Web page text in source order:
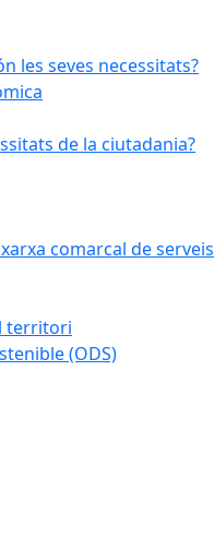
les seves necessitats?
de la ciutadania?
comarcal de serveis
territori
(ODS)